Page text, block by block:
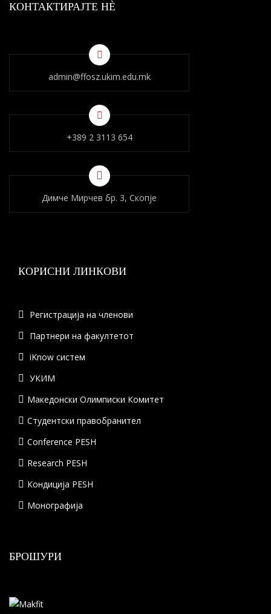
КОНТАКТИРАЈТЕ НÈ
admin@ffosz.ukim.edu.mk
+389 2 3113 654
Димче Мирчев бр. 3, Скопје
КОРИСНИ ЛИНКОВИ
Регистрација на членови
Партнери на факултетот
iKnow систем
УКИМ
Македонски Олимписки Комитет
Студентски правобранител
Conference PESH
Research PESH
Кондиција PESH
Монографија
БРОШУРИ